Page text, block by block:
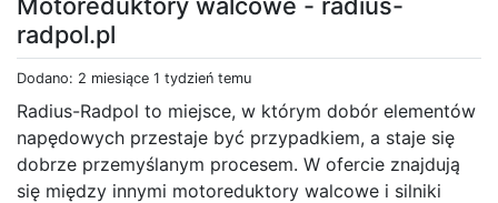
radpol.pl
Dodano: 2 miesiące 1 tydzień temu
Radius-Radpol to miejsce, w którym dobór elementów
napędowych przestaje być przypadkiem, a staje się
dobrze przemyślanym procesem. W ofercie znajdują
się między innymi motoreduktory walcowe i silniki